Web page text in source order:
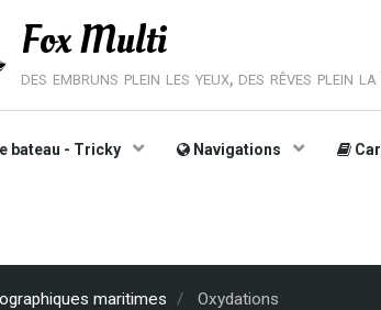
Fox Multi
des embruns plein les yeux, des rêves plein
bateau - Tricky Navigations
maritimes Oxydations